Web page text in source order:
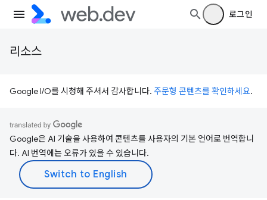
로그인
리소스
Google I/O를 시청해 주셔서 감사합니다. 주문형 콘텐츠를 확인하세요.
Google은 AI 기술을 사용하여 콘텐츠를 사용자의 기본 언어로 번역합니
다. AI 번역에는 오류가 있을 수 있습니다.